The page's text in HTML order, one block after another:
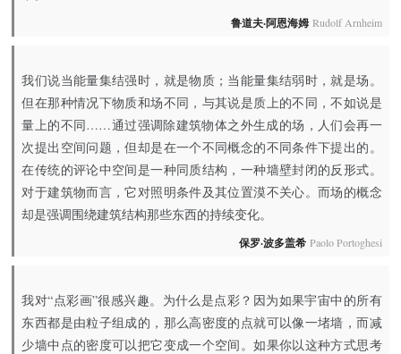
鲁道夫·阿恩海姆Rudolf Arnheim
我们说当能量集结强时，就是物质；当能量集结弱时，就是场。
但在那种情况下物质和场不同，与其说是质上的不同，不如说是
量上的不同……通过强调除建筑物体之外生成的场，人们会再一
次提出空间问题，但却是在一个不同概念的不同条件下提出的。
在传统的评论中空间是一种同质结构，一种墙壁封闭的反形式。
对于建筑物而言，它对照明条件及其位置漠不关心。而场的概念
却是强调围绕建筑结构那些东西的持续变化。
保罗·波多盖希 Paolo Portoghesi
我对“点彩画”很感兴趣。为什么是点彩？因为如果宇宙中的所有
东西都是由粒子组成的，那么高密度的点就可以像一堵墙，而减
少墙中点的密度可以把它变成一个空间。如果你以这种方式思考